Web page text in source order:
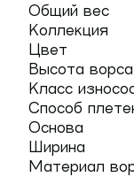
Общий вес
Коллекция
Цвет
Высота
Класс
Способ
Основа
Ширина
Материал